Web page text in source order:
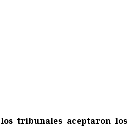
los tribunales aceptaron los